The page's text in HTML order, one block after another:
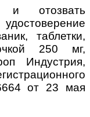
и отозвать
таблетки,
250 мг,
Индустрия,
от 23 мая